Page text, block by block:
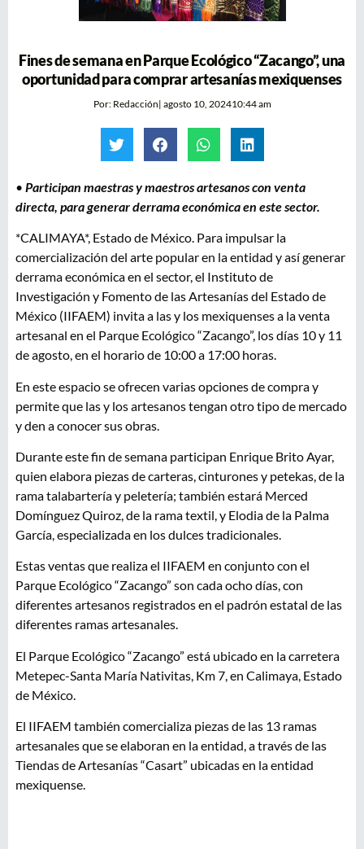
Fines de semana en Parque Ecológico “Zacango”, una
oportunidad para comprar artesanías mexiquenses
Por:Redacción| agosto 10, 202410:44 am
• Participan maestras y maestros artesanos con venta
directa, para generar derrama económica en este sector.
*CALIMAYA*, Estado de México. Para impulsar la
comercialización del arte popular en la entidad y así generar
derrama económica en el sector, el Instituto de
Investigación y Fomento de las Artesanías del Estado de
México (IIFAEM) invita a las y los mexiquenses a la venta
artesanal en el Parque Ecológico “Zacango”, los días 10 y 11
de agosto, en el horario de 10:00 a 17:00 horas.
En este espacio se ofrecen varias opciones de compra y
permite que las y los artesanos tengan otro tipo de mercado
y den a conocer sus obras.
Durante este fin de semana participan Enrique Brito Ayar,
quien elabora piezas de carteras, cinturones y petekas, de la
rama talabartería y peletería; también estará Merced
Domínguez Quiroz, de la rama textil, y Elodia de la Palma
García, especializada en los dulces tradicionales.
Estas ventas que realiza el IIFAEM en conjunto con el
Parque Ecológico “Zacango” son cada ocho días, con
diferentes artesanos registrados en el padrón estatal de las
diferentes ramas artesanales.
El Parque Ecológico “Zacango” está ubicado en la carretera
Metepec-Santa María Nativitas, Km 7, en Calimaya, Estado
de México.
El IIFAEM también comercializa piezas de las 13 ramas
artesanales que se elaboran en la entidad, a través de las
Tiendas de Artesanías “Casart” ubicadas en la entidad
mexiquense.